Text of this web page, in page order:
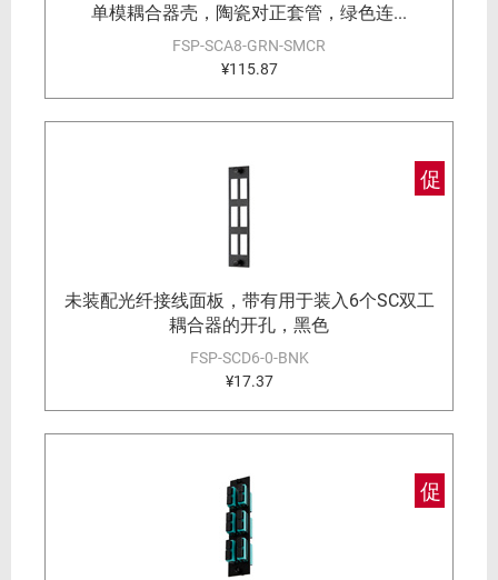
单模耦合器壳，陶瓷对正套管，绿色连...
FSP-SCA8-GRN-SMCR
¥115.87
促
未装配光纤接线面板，带有用于装入6个SC双工
耦合器的开孔，黑色
FSP-SCD6-0-BNK
¥17.37
促